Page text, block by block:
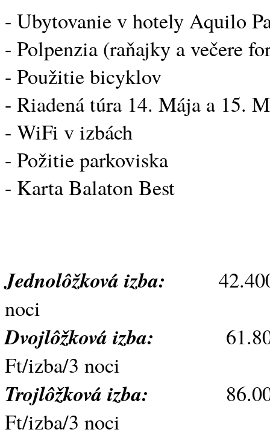
- Ubytovanie v hotely Aquilo
- Polpenzia (raňajky a večere
- Použitie bicyklov
- Riadená túra 14. Mája a 15.
- WiFi v izbách
- Požitie parkoviska
- Karta Balaton Best
Jednolôžková izba:
noci
Dvojlôžková izba:
Ft/izba/3 noci
Trojlôžková izba:
86.000,-
Ft/izba/3 noci